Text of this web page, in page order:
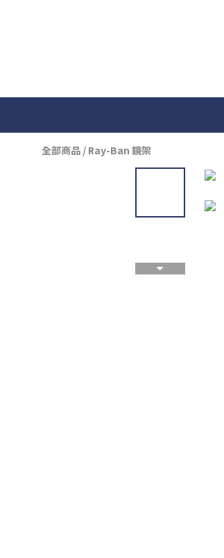
全部商品 / Ray-Ban 鏡架